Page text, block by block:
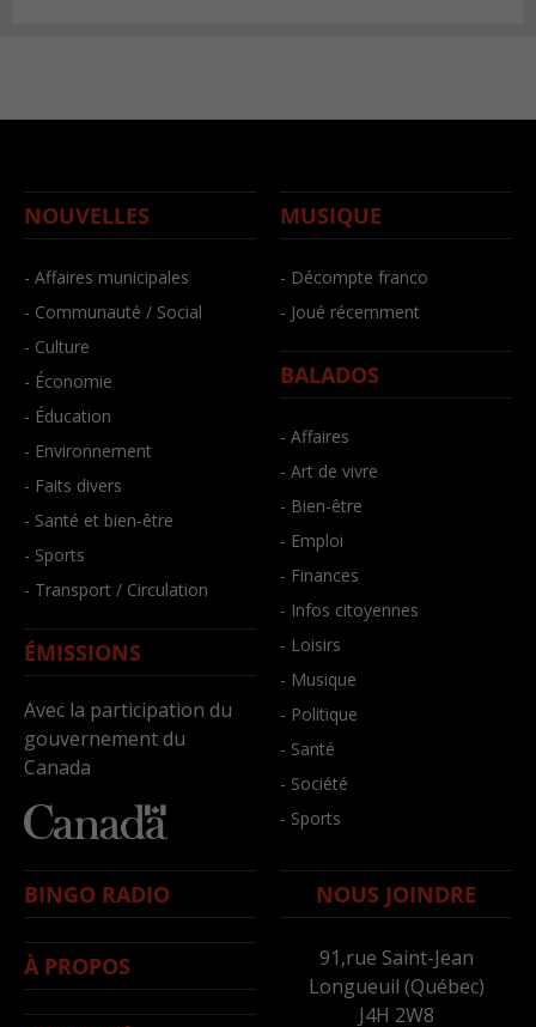
NOUVELLES
- Affaires municipales
- Communauté / Social
- Culture
- Économie
- Éducation
- Environnement
- Faits divers
- Santé et bien-être
- Sports
- Transport / Circulation
ÉMISSIONS
Avec la participation du
gouvernement du
Canada
MUSIQUE
- Décompte franco
- Joué récemment
BALADOS
- Affaires
- Art de vivre
- Bien-être
- Emploi
- Finances
- Infos citoyennes
- Loisirs
- Musique
- Politique
- Santé
- Société
- Sports
BINGO RADIO
À PROPOS
NOUS JOINDRE
91,rue Saint-Jean
Longueuil (Québec)
J4H 2W8